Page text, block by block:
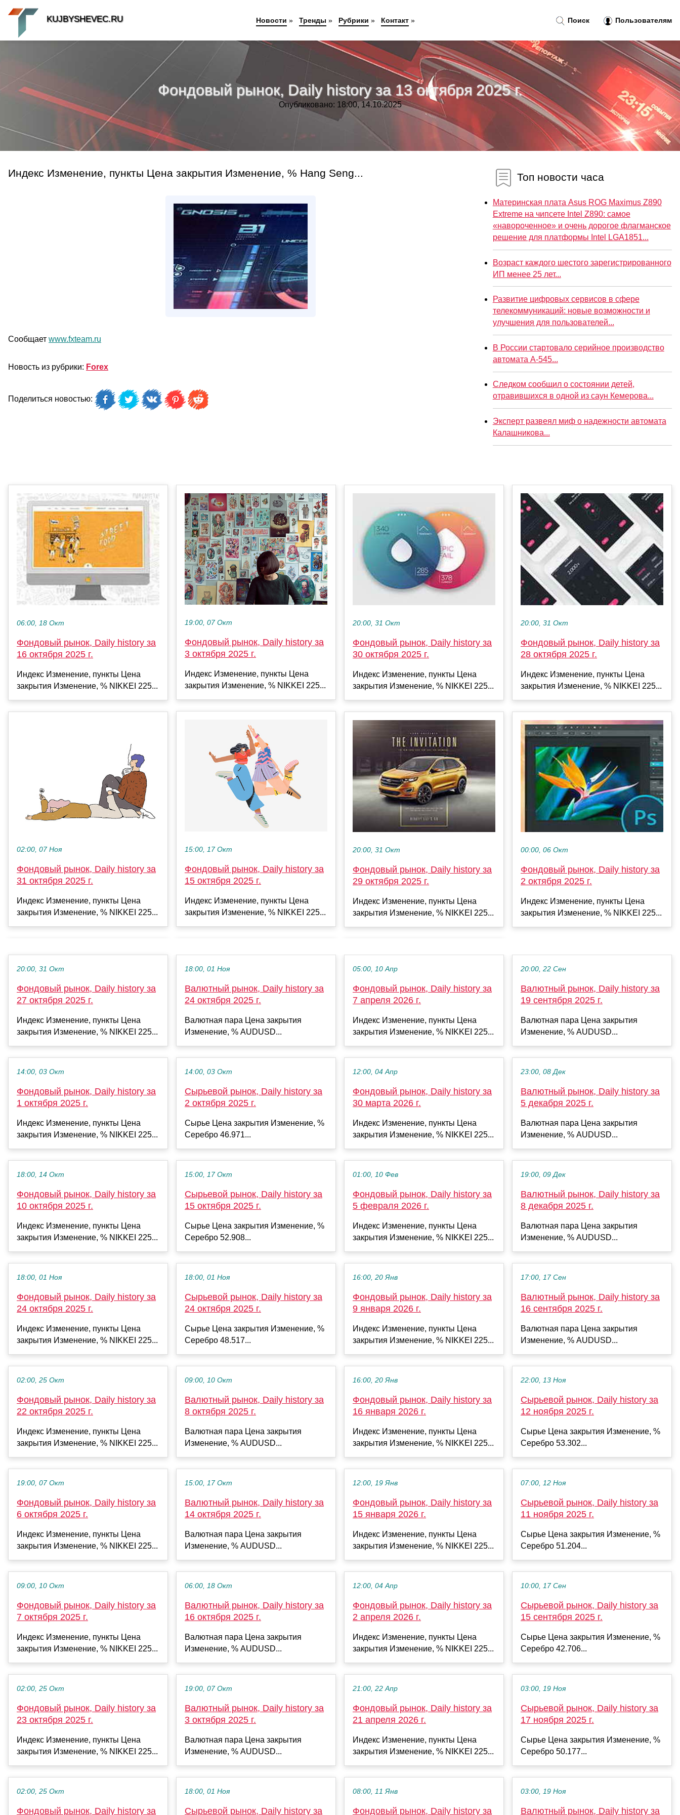
Фондовый рынок, Daily history за 13 октября 2025 г.
Опубликовано: 18:00, 14.10.2025
Индекс Изменение, пункты Цена закрытия Изменение, % Hang Seng...
Сообщает www.fxteam.ru
Новость из рубрики: Forex
Поделиться новостью:
Топ новости часа
Материнская плата Asus ROG Maximus Z890
Extreme на чипсете Intel Z890: самое
«навороченное» и очень дорогое флагманское
решение для платформы Intel LGA1851...
Возраст каждого шестого зарегистрированного
ИП менее 25 лет...
Развитие цифровых сервисов в сфере
телекоммуникаций: новые возможности и
улучшения для пользователей...
В России стартовало серийное производство
автомата А-545...
Следком сообщил о состоянии детей,
отравившихся в одной из саун Кемерова...
Эксперт развеял миф о надежности автомата
Калашникова...
06:00, 18 Окт
Фондовый рынок, Daily history за
16 октября 2025 г.
Индекс Изменение, пункты Цена
закрытия Изменение, % NIKKEI 225...
02:00, 07 Ноя
Фондовый рынок, Daily history за
31 октября 2025 г.
Индекс Изменение, пункты Цена
закрытия Изменение, % NIKKEI 225...
19:00, 07 Окт
Фондовый рынок, Daily history за
3 октября 2025 г.
Индекс Изменение, пункты Цена
закрытия Изменение, % NIKKEI 225...
15:00, 17 Окт
Фондовый рынок, Daily history за
15 октября 2025 г.
Индекс Изменение, пункты Цена
закрытия Изменение, % NIKKEI 225...
20:00, 31 Окт
Фондовый рынок, Daily history за
30 октября 2025 г.
Индекс Изменение, пункты Цена
закрытия Изменение, % NIKKEI 225...
20:00, 31 Окт
Фондовый рынок, Daily history за
29 октября 2025 г.
Индекс Изменение, пункты Цена
закрытия Изменение, % NIKKEI 225...
20:00, 31 Окт
Фондовый рынок, Daily history за
28 октября 2025 г.
Индекс Изменение, пункты Цена
закрытия Изменение, % NIKKEI 225...
00:00, 06 Окт
Фондовый рынок, Daily history за
2 октября 2025 г.
Индекс Изменение, пункты Цена
закрытия Изменение, % NIKKEI 225...
20:00, 31 Окт
Фондовый рынок, Daily history за
27 октября 2025 г.
Индекс Изменение, пункты Цена
закрытия Изменение, % NIKKEI 225...
14:00, 03 Окт
Фондовый рынок, Daily history за
1 октября 2025 г.
Индекс Изменение, пункты Цена
закрытия Изменение, % NIKKEI 225...
18:00, 14 Окт
Фондовый рынок, Daily history за
10 октября 2025 г.
Индекс Изменение, пункты Цена
закрытия Изменение, % NIKKEI 225...
18:00, 01 Ноя
Фондовый рынок, Daily history за
24 октября 2025 г.
Индекс Изменение, пункты Цена
закрытия Изменение, % NIKKEI 225...
02:00, 25 Окт
Фондовый рынок, Daily history за
22 октября 2025 г.
Индекс Изменение, пункты Цена
закрытия Изменение, % NIKKEI 225...
19:00, 07 Окт
Фондовый рынок, Daily history за
6 октября 2025 г.
Индекс Изменение, пункты Цена
закрытия Изменение, % NIKKEI 225...
09:00, 10 Окт
Фондовый рынок, Daily history за
7 октября 2025 г.
Индекс Изменение, пункты Цена
закрытия Изменение, % NIKKEI 225...
02:00, 25 Окт
Фондовый рынок, Daily history за
23 октября 2025 г.
Индекс Изменение, пункты Цена
закрытия Изменение, % NIKKEI 225...
02:00, 25 Окт
Фондовый рынок, Daily history за
18:00, 01 Ноя
Валютный рынок, Daily history за
24 октября 2025 г.
Валютная пара Цена закрытия
Изменение, % AUDUSD...
14:00, 03 Окт
Сырьевой рынок, Daily history за
2 октября 2025 г.
Сырье Цена закрытия Изменение, %
Серебро 46.971...
15:00, 17 Окт
Сырьевой рынок, Daily history за
15 октября 2025 г.
Сырье Цена закрытия Изменение, %
Серебро 52.908...
18:00, 01 Ноя
Сырьевой рынок, Daily history за
24 октября 2025 г.
Сырье Цена закрытия Изменение, %
Серебро 48.517...
09:00, 10 Окт
Валютный рынок, Daily history за
8 октября 2025 г.
Валютная пара Цена закрытия
Изменение, % AUDUSD...
15:00, 17 Окт
Валютный рынок, Daily history за
14 октября 2025 г.
Валютная пара Цена закрытия
Изменение, % AUDUSD...
06:00, 18 Окт
Валютный рынок, Daily history за
16 октября 2025 г.
Валютная пара Цена закрытия
Изменение, % AUDUSD...
19:00, 07 Окт
Валютный рынок, Daily history за
3 октября 2025 г.
Валютная пара Цена закрытия
Изменение, % AUDUSD...
18:00, 01 Ноя
Сырьевой рынок, Daily history за
05:00, 10 Апр
Фондовый рынок, Daily history за
7 апреля 2026 г.
Индекс Изменение, пункты Цена
закрытия Изменение, % NIKKEI 225...
12:00, 04 Апр
Фондовый рынок, Daily history за
30 марта 2026 г.
Индекс Изменение, пункты Цена
закрытия Изменение, % NIKKEI 225...
01:00, 10 Фев
Фондовый рынок, Daily history за
5 февраля 2026 г.
Индекс Изменение, пункты Цена
закрытия Изменение, % NIKKEI 225...
16:00, 20 Янв
Фондовый рынок, Daily history за
9 января 2026 г.
Индекс Изменение, пункты Цена
закрытия Изменение, % NIKKEI 225...
16:00, 20 Янв
Фондовый рынок, Daily history за
16 января 2026 г.
Индекс Изменение, пункты Цена
закрытия Изменение, % NIKKEI 225...
12:00, 19 Янв
Фондовый рынок, Daily history за
15 января 2026 г.
Индекс Изменение, пункты Цена
закрытия Изменение, % NIKKEI 225...
12:00, 04 Апр
Фондовый рынок, Daily history за
2 апреля 2026 г.
Индекс Изменение, пункты Цена
закрытия Изменение, % NIKKEI 225...
21:00, 22 Апр
Фондовый рынок, Daily history за
21 апреля 2026 г.
Индекс Изменение, пункты Цена
закрытия Изменение, % NIKKEI 225...
08:00, 11 Янв
Фондовый рынок, Daily history за
20:00, 22 Сен
Валютный рынок, Daily history за
19 сентября 2025 г.
Валютная пара Цена закрытия
Изменение, % AUDUSD...
23:00, 08 Дек
Валютный рынок, Daily history за
5 декабря 2025 г.
Валютная пара Цена закрытия
Изменение, % AUDUSD...
19:00, 09 Дек
Валютный рынок, Daily history за
8 декабря 2025 г.
Валютная пара Цена закрытия
Изменение, % AUDUSD...
17:00, 17 Сен
Валютный рынок, Daily history за
16 сентября 2025 г.
Валютная пара Цена закрытия
Изменение, % AUDUSD...
22:00, 13 Ноя
Сырьевой рынок, Daily history за
12 ноября 2025 г.
Сырье Цена закрытия Изменение, %
Серебро 53.302...
07:00, 12 Ноя
Сырьевой рынок, Daily history за
11 ноября 2025 г.
Сырье Цена закрытия Изменение, %
Серебро 51.204...
10:00, 17 Сен
Сырьевой рынок, Daily history за
15 сентября 2025 г.
Сырье Цена закрытия Изменение, %
Серебро 42.706...
03:00, 19 Ноя
Сырьевой рынок, Daily history за
17 ноября 2025 г.
Сырье Цена закрытия Изменение, %
Серебро 50.177...
03:00, 19 Ноя
Валютный рынок, Daily history за
Поиск Пользователям
KUJBYSHEVEC.RU Новости » Тренды » Рубрики » Контакт»